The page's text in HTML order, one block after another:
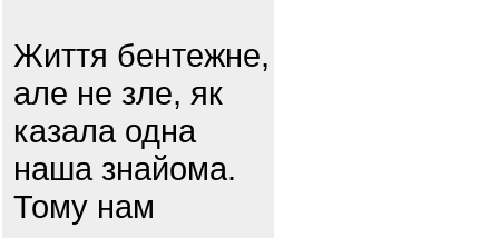
Життя бентежне,
але не зле, як
казала одна
наша знайома.
Тому нам